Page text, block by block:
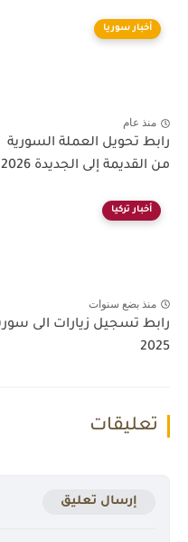
أخبار سوريا
منذ عام
رابط تحويل العملة السورية
من القديمة إلى الجديدة 2026
أخبار تركيا
منذ بضع سنوات
رابط تسجيل زيارات الى
2025
تعليقات
إرسال تعليق